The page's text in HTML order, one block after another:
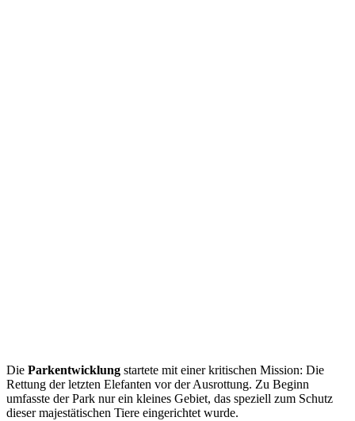
Die Parkentwicklung startete mit einer kritischen Mission: Die
Rettung der letzten Elefanten vor der Ausrottung. Zu Beginn
umfasste der Park nur ein kleines Gebiet, das speziell zum Schutz
dieser majestätischen Tiere eingerichtet wurde.